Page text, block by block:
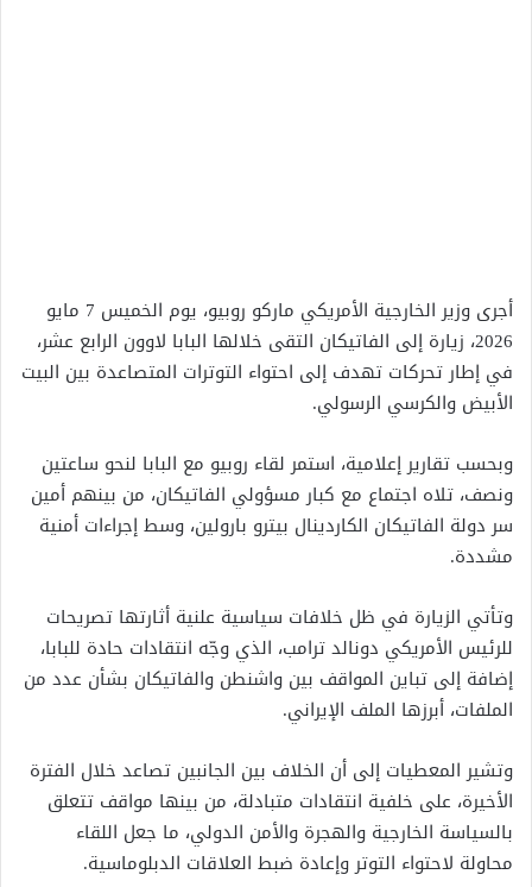
أجرى وزير الخارجية الأمريكي ماركو روبيو، يوم الخميس 7 مايو
2026، زيارة إلى الفاتيكان التقى خلالها البابا لاوون الرابع عشر،
في إطار تحركات تهدف إلى احتواء التوترات المتصاعدة بين البيت
الأبيض والكرسي الرسولي.
وبحسب تقارير إعلامية، استمر لقاء روبيو مع البابا لنحو ساعتين
ونصف، تلاه اجتماع مع كبار مسؤولي الفاتيكان، من بينهم أمين
سر دولة الفاتيكان الكاردينال بيترو بارولين، وسط إجراءات أمنية
مشددة.
وتأتي الزيارة في ظل خلافات سياسية علنية أثارتها تصريحات
للرئيس الأمريكي دونالد ترامب، الذي وجّه انتقادات حادة للبابا،
إضافة إلى تباين المواقف بين واشنطن والفاتيكان بشأن عدد من
الملفات، أبرزها الملف الإيراني.
وتشير المعطيات إلى أن الخلاف بين الجانبين تصاعد خلال الفترة
الأخيرة، على خلفية انتقادات متبادلة، من بينها مواقف تتعلق
بالسياسة الخارجية والهجرة والأمن الدولي، ما جعل اللقاء
محاولة لاحتواء التوتر وإعادة ضبط العلاقات الدبلوماسية.